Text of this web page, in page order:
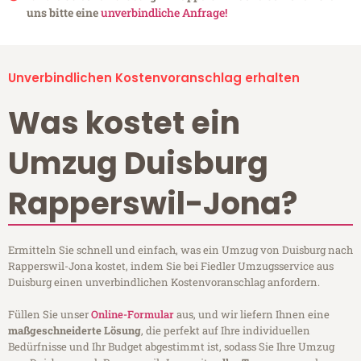
uns bitte eineunverbindliche Anfrage!
Unverbindlichen Kostenvoranschlag erhalten
Was kostet ein
Umzug Duisburg
Rapperswil-Jona?
Ermitteln Sie schnell und einfach, was ein Umzug von Duisburg nach
Rapperswil-Jona kostet, indem Sie bei Fiedler Umzugsservice aus
Duisburg einen unverbindlichen Kostenvoranschlag anfordern.
Füllen Sie unserOnline-Formularaus, und wir liefern Ihnen eine
maßgeschneiderte Lösung, die perfekt auf Ihre individuellen
Bedürfnisse und Ihr Budget abgestimmt ist, sodass Sie Ihre Umzug